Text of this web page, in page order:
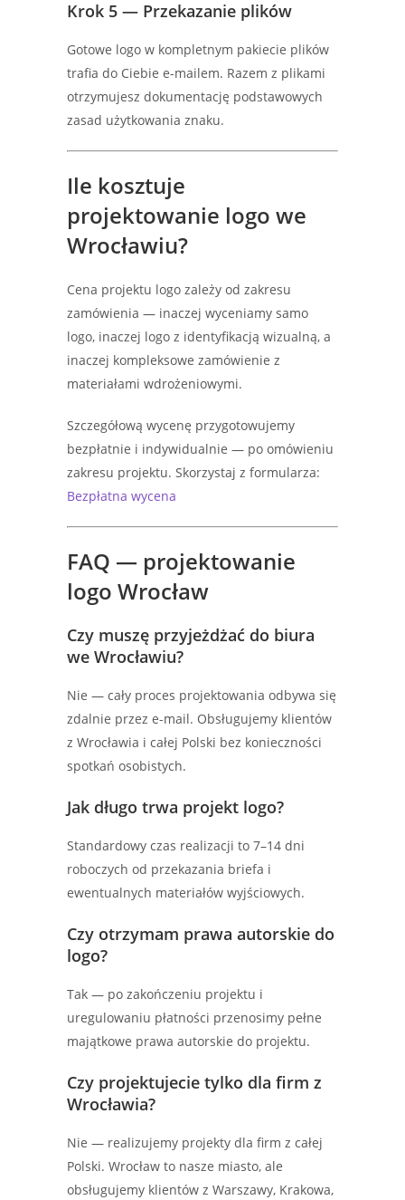
Krok 5 — Przekazanie plików
Gotowe logo w kompletnym pakiecie plików
trafia do Ciebie e-mailem. Razem z plikami
otrzymujesz dokumentację podstawowych
zasad użytkowania znaku.
Ile kosztuje
projektowanie logo we
Wrocławiu?
Cena projektu logo zależy od zakresu
zamówienia — inaczej wyceniamy samo
logo, inaczej logo z identyfikacją wizualną, a
inaczej kompleksowe zamówienie z
materiałami wdrożeniowymi.
Szczegółową wycenę przygotowujemy
bezpłatnie i indywidualnie — po omówieniu
zakresu projektu. Skorzystaj z formularza:
Bezpłatna wycena
FAQ — projektowanie
logo Wrocław
Czy muszę przyjeżdżać do biura
we Wrocławiu?
Nie — cały proces projektowania odbywa się
zdalnie przez e-mail. Obsługujemy klientów
z Wrocławia i całej Polski bez konieczności
spotkań osobistych.
Jak długo trwa projekt logo?
Standardowy czas realizacji to 7–14 dni
roboczych od przekazania briefa i
ewentualnych materiałów wyjściowych.
Czy otrzymam prawa autorskie do
logo?
Tak — po zakończeniu projektu i
uregulowaniu płatności przenosimy pełne
majątkowe prawa autorskie do projektu.
Czy projektujecie tylko dla firm z
Wrocławia?
Nie — realizujemy projekty dla firm z całej
Polski. Wrocław to nasze miasto, ale
obsługujemy klientów z Warszawy, Krakowa,